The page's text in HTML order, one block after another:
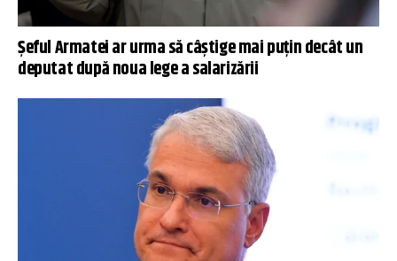
Șeful Armatei ar urma să câștige mai puțin decât un
deputat după noua lege a salarizării